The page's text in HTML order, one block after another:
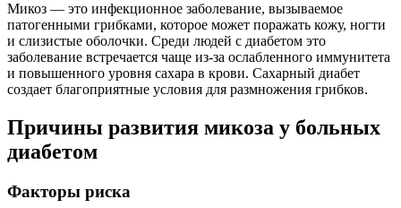
Микоз — это инфекционное заболевание, вызываемое
патогенными грибками, которое может поражать кожу, ногти
и слизистые оболочки. Среди людей с диабетом это
заболевание встречается чаще из-за ослабленного иммунитета
и повышенного уровня сахара в крови. Сахарный диабет
создает благоприятные условия для размножения грибков.
Причины развития микоза у больных
диабетом
Факторы риска